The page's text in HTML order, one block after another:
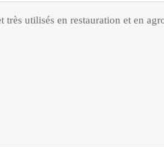
utilisés en restauration et en